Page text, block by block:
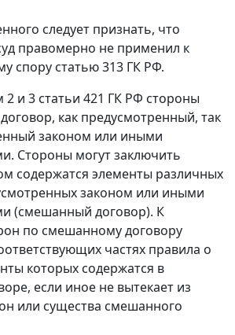
следует признать, что
правомерно не применил к
спору статью 313 ГК РФ.
2 и 3 статьи 421 ГК РФ стороны
как предусмотренный, так
законом или иными
Стороны могут заключить
содержатся элементы различных
законом или иными
(смешанный договор). К
по смешанному договору
частях правила о
которых содержатся в
если иное не вытекает из
или существа смешанного